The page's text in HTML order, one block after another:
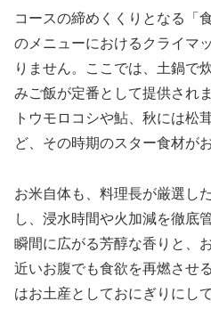
コースの締めくくりとなる「
のメニューにおけるクライマ
りません。ここでは、土鍋で
みご飯が定番として提供され
トウモロコシや鮎、秋には松
ど、その時期のスター食材が
お米自体も、料理長が厳選し
し、浸水時間や火加減を徹底
瞬間に広がる芳醇な香りと、
近いお腹でも食欲を再燃させ
はお土産としておにぎりにし